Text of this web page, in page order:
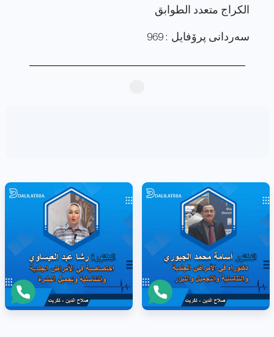
الكراج متعدد الطوابق
سەردانی پرۆفایل : 969